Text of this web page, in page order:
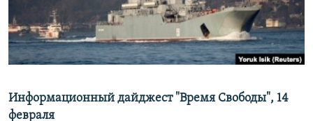
СОЦИАЛЬНЫЕ СЕТИ
Все сайты РСЕ/РС
Информационный дайджест "Время Свободы", 14
февраля